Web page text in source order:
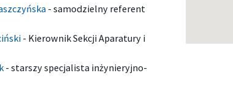
- samodzielny referent
- Kierownik Sekcji Aparatury i
- starszy specjalista inżynieryjno-